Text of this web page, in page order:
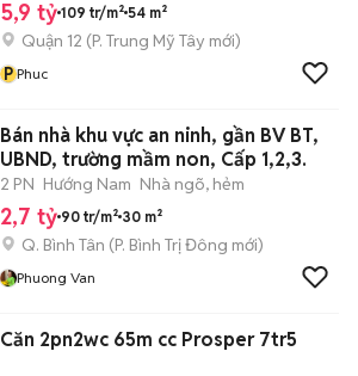
5,9 tỷ 109 tr/m² 54 m²
Quận 12 (P. Trung Mỹ Tây mới)
P Phuc
Bán nhà khu vực an ninh, gần BV BT,
UBND, trường mầm non, Cấp 1,2,3.
2 PN Hướng Nam Nhà ngõ, hẻm
2,7 tỷ 90 tr/m² 30 m²
Q. Bình Tân (P. Bình Trị Đông mới)
Phuong Van
Căn 2pn2wc 65m cc Prosper 7tr5